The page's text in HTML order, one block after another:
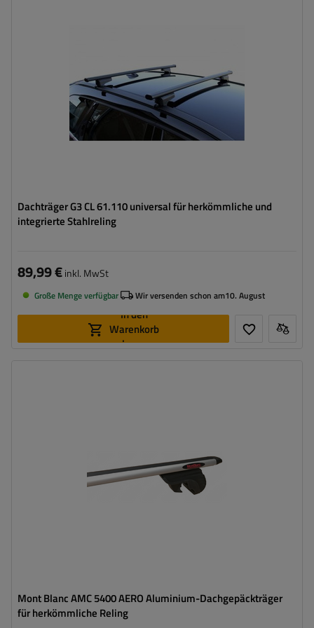
Dachträger G3 CL 61.110 universal für herkömmliche und
integrierte Stahlreling
89,99 €inkl. MwSt
Große Menge verfügbar Wir versenden schon am10. August
In den
Warenkorb
legen
Mont Blanc AMC 5400 AERO Aluminium-Dachgepäckträger
für herkömmliche Reling